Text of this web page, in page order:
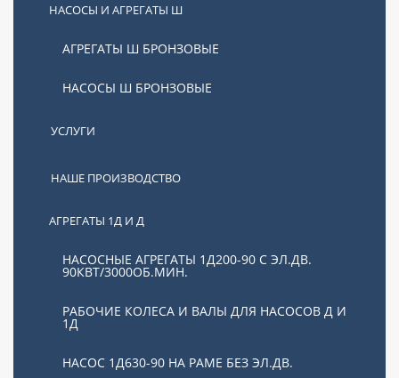
НАСОСЫ И АГРЕГАТЫ Ш
АГРЕГАТЫ Ш БРОНЗОВЫЕ
НАСОСЫ Ш БРОНЗОВЫЕ
УСЛУГИ
НАШЕ ПРОИЗВОДСТВО
АГРЕГАТЫ 1Д И Д
НАСОСНЫЕ АГРЕГАТЫ 1Д200-90 С ЭЛ.ДВ.
90КВТ/3000ОБ.МИН.
РАБОЧИЕ КОЛЕСА И ВАЛЫ ДЛЯ НАСОСОВ Д И
1Д
НАСОС 1Д630-90 НА РАМЕ БЕЗ ЭЛ.ДВ.
98700 р.